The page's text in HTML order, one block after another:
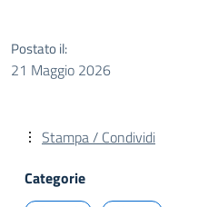
Postato il:
21 Maggio 2026
Stampa / Condividi
Categorie